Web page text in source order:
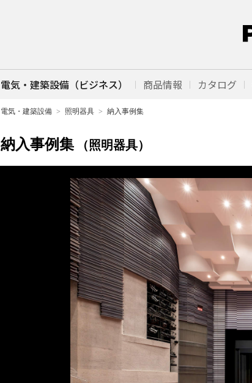
電気・建築設備（ビジネス） 商品情報 カタログ
電気・建築設備 照明器具 納入事例集
納入事例集 （照明器具）